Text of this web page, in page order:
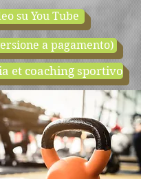
su You Tube
a pagamento)
et coaching sportivo
negozio